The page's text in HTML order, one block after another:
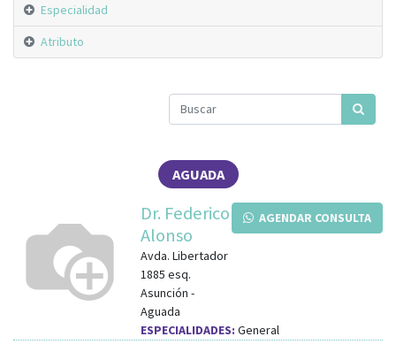
Especialidad
Atributo
AGUADA
AGENDAR CONSULTA
Dr. Federico
Alonso
Avda. Libertador
1885 esq.
Asunción -
Aguada
ESPECIALIDADES: General